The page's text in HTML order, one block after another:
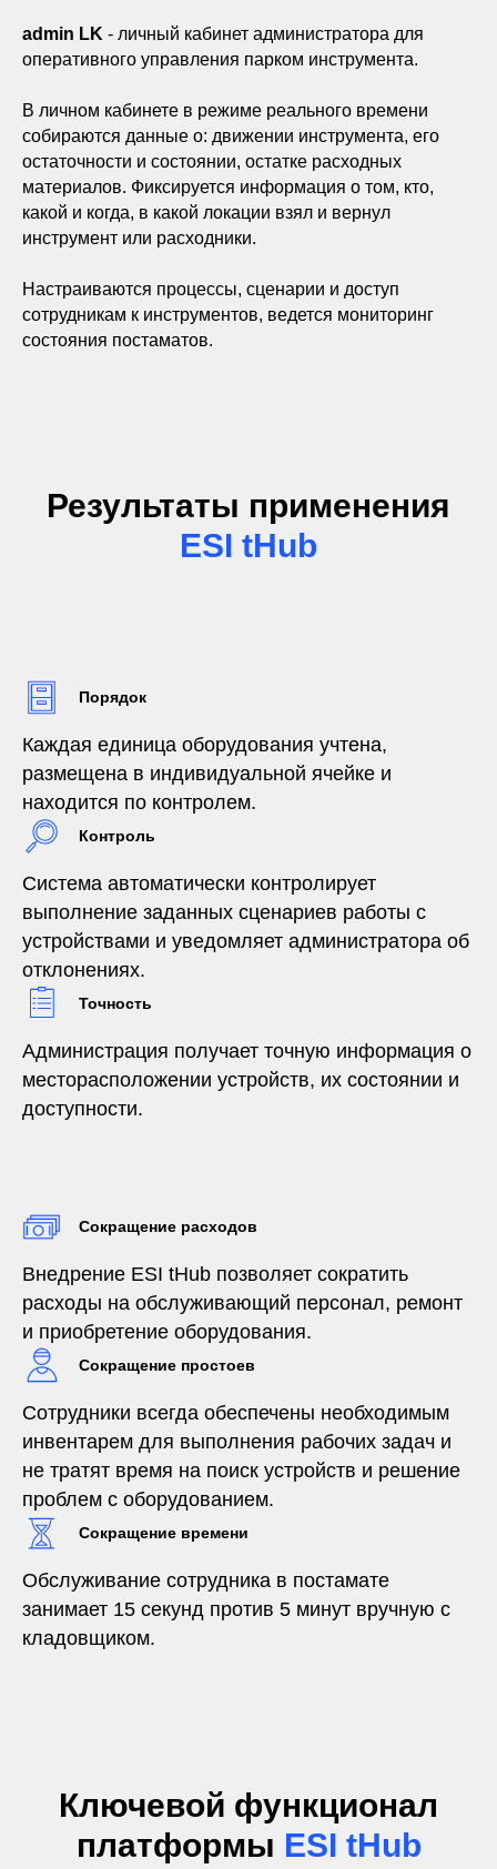
admin LK - личный кабинет администратора для
оперативного управления парком инструмента.
В личном кабинете в режиме реального времени
собираются данные о: движении инструмента, его
остаточности и состоянии, остатке расходных
материалов. Фиксируется информация о том, кто,
какой и когда, в какой локации взял и вернул
инструмент или расходники.
Настраиваются процессы, сценарии и доступ
сотрудникам к инструментов, ведется мониторинг
состояния постаматов.
Результаты применения
ESI tHub
Порядок
Каждая единица оборудования учтена,
размещена в индивидуальной ячейке и
находится по контролем.
Контроль
Система автоматически контролирует
выполнение заданных сценариев работы с
устройствами и уведомляет администратора об
отклонениях.
Точность
Администрация получает точную информация о
месторасположении устройств, их состоянии и
доступности.
Сокращение расходов
Внедрение ESI tHub позволяет сократить
расходы на обслуживающий персонал, ремонт
и приобретение оборудования.
Сокращение простоев
Сотрудники всегда обеспечены необходимым
инвентарем для выполнения рабочих задач и
не тратят время на поиск устройств и решение
проблем с оборудованием.
Сокращение времени
Обслуживание сотрудника в постамате
занимает 15 секунд против 5 минут вручную с
кладовщиком.
Ключевой функционал
платформы ESI tHub